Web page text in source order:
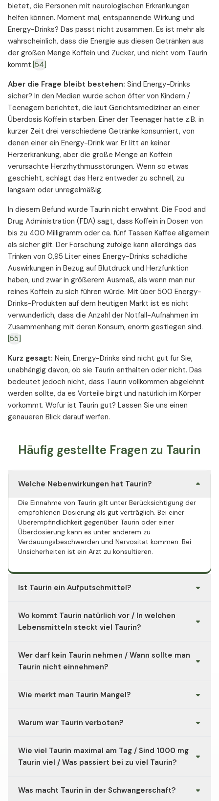
bietet, die Personen mit neurologischen Erkrankungen
helfen können. Moment mal, entspannende Wirkung und
Energy-Drinks? Das passt nicht zusammen. Es ist mehr als
wahrscheinlich, dass die Energie aus diesen Getränken aus
der großen Menge Koffein und Zucker, und nicht vom Taurin
kommt. [54]
Aber die Frage bleibt bestehen: Sind Energy-Drinks
sicher? In den Medien wurde schon öfter von Kindern /
Teenagern berichtet, die laut Gerichtsmediziner an einer
Überdosis Koffein starben. Einer der Teenager hatte z.B. in
kurzer Zeit drei verschiedene Getränke konsumiert, von
denen einer ein Energy-Drink war. Er litt an keiner
Herzerkrankung, aber die große Menge an Koffein
verursachte Herzrhythmusstörungen. Wenn so etwas
geschieht, schlägt das Herz entweder zu schnell, zu
langsam oder unregelmäßig.
In diesem Befund wurde Taurin nicht erwähnt. Die Food and
Drug Administration (FDA) sagt, dass Koffein in Dosen von
bis zu 400 Milligramm oder ca. fünf Tassen Kaffee allgemein
als sicher gilt. Der Forschung zufolge kann allerdings das
Trinken von 0,95 Liter eines Energy-Drinks schädliche
Auswirkungen in Bezug auf Blutdruck und Herzfunktion
haben, und zwar in größerem Ausmaß, als wenn man nur
reines Koffein zu sich führen würde. Mit über 500 Energy-
Drinks-Produkten auf dem heutigen Markt ist es nicht
verwunderlich, dass die Anzahl der Notfall-Aufnahmen im
Zusammenhang mit deren Konsum, enorm gestiegen sind.
[55]
Kurz gesagt: Nein, Energy-Drinks sind nicht gut für Sie,
unabhängig davon, ob sie Taurin enthalten oder nicht. Das
bedeutet jedoch nicht, dass Taurin vollkommen abgelehnt
werden sollte, da es Vorteile birgt und natürlich im Körper
vorkommt. Wofür ist Taurin gut? Lassen Sie uns einen
genaueren Blick darauf werfen.
Häufig gestellte Fragen zu Taurin
Welche Nebenwirkungen hat Taurin?
Die Einnahme von Taurin gilt unter Berücksichtigung der
empfohlenen Dosierung als gut verträglich. Bei einer
Überempfindlichkeit gegenüber Taurin oder einer
Überdosierung kann es unter anderem zu
Verdauungsbeschwerden und Nervosität kommen. Bei
Unsicherheiten ist ein Arzt zu konsultieren.
Ist Taurin ein Aufputschmittel?
Effekte.
Wo kommt Taurin natürlich vor / In welchen
Lebensmitteln steckt viel Taurin?
Lebensmitteln wie Meeresfrüchten, Fisch,
Milchprodukten und Fleisch enthalten. In pflanzlichen
Wer darf kein Taurin nehmen / Wann sollte man
Taurin nicht einnehmen?
bei Epilepsie sollte Taurin nur nach ärztlicher
ausreichenden Studienergebnisse vorliegen.
Wie merkt man Taurin Mangel?
gesundheitsbezogenen Aussagen zu möglichen
Warum war Taurin verboten?
vorübergehend in einigen Ländern verboten, da es als
möglicherweise gesundheitsbedenklich eingestuft
Wie viel Taurin maximal am Tag / Sind 1000 mg
Taurin viel / Was passiert bei zu viel Taurin?
Dosierung der bioaktiven Kapseln Taurin 1000 mg 1
Was macht Taurin in der Schwangerschaft?